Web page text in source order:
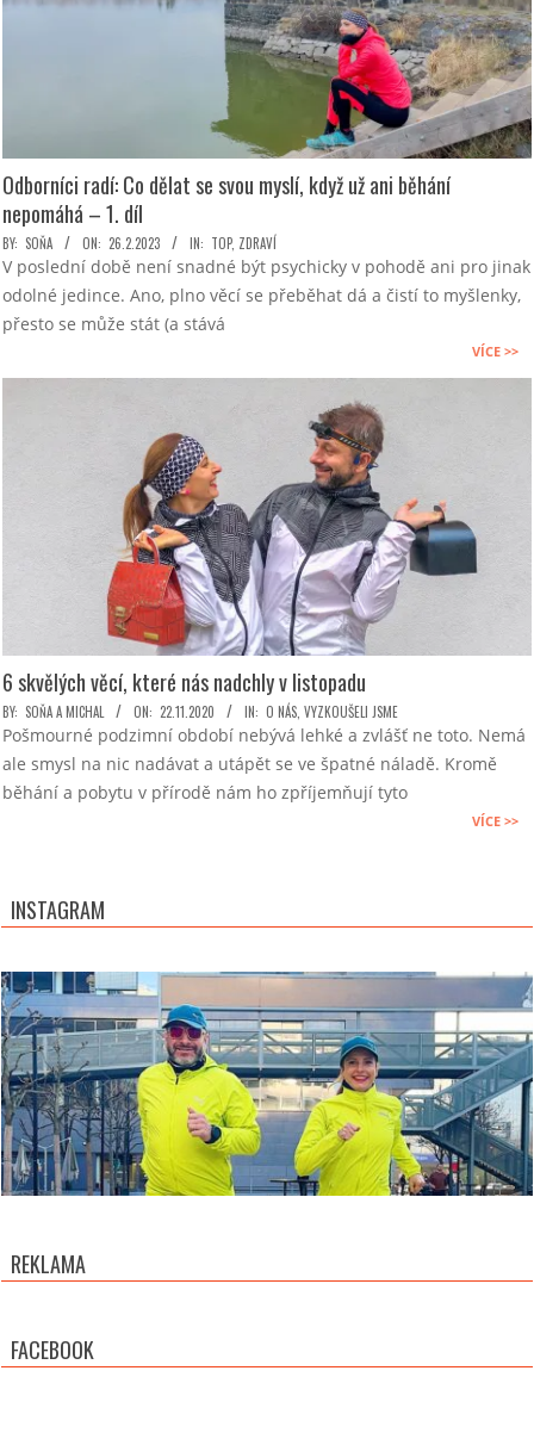
Odborníci radí: Co dělat se svou myslí, když už ani běhání
nepomáhá – 1. díl
2023-
02-
26
BY: SOŇA ON: 26.2.2023 IN: TOP, ZDRAVÍ
V poslední době není snadné být psychicky v pohodě ani pro jinak
odolné jedince. Ano, plno věcí se přeběhat dá a čistí to myšlenky,
přesto se může stát (a stává
VÍCE >>
6 skvělých věcí, které nás nadchly v listopadu
2020-
11-
22
BY: SOŇA A MICHAL ON: 22.11.2020 IN: O NÁS, VYZKOUŠELI JSME
Pošmourné podzimní období nebývá lehké a zvlášť ne toto. Nemá
ale smysl na nic nadávat a utápět se ve špatné náladě. Kromě
běhání a pobytu v přírodě nám ho zpříjemňují tyto
VÍCE >>
INSTAGRAM
REKLAMA
FACEBOOK